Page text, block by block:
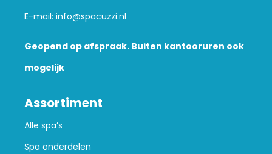
E-mail: info@spacuzzi.nl
Geopend op afspraak. Buiten kantooruren ook
mogelijk
Assortiment
Alle spa’s
Spa onderdelen